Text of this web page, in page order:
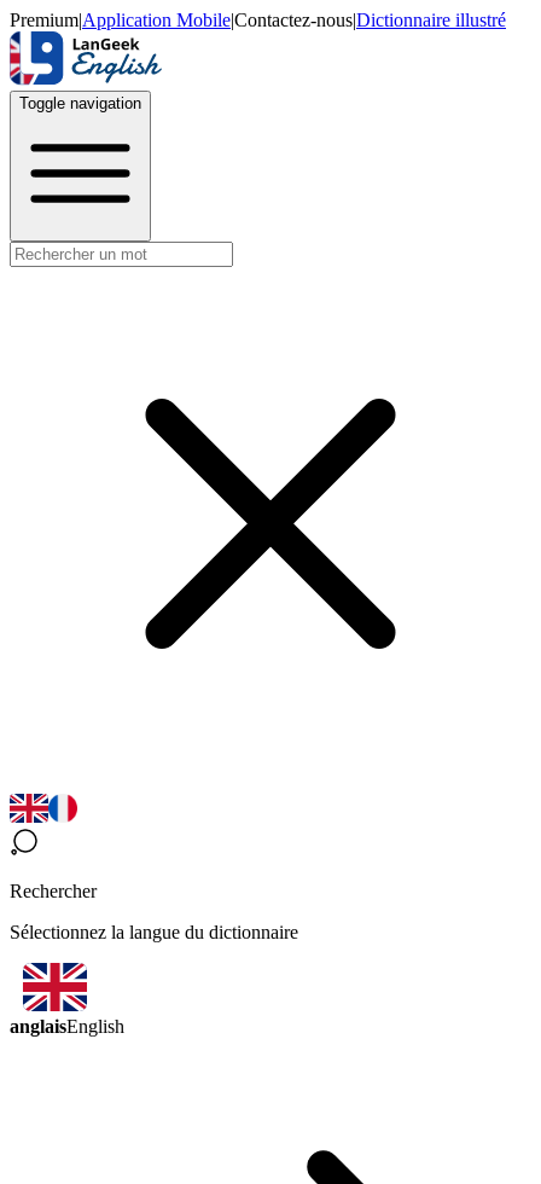
Premium|Application Mobile|Contactez-nous|Dictionnaire illustré
Toggle navigation
Rechercher
Sélectionnez la langue du dictionnaire
anglaisEnglish